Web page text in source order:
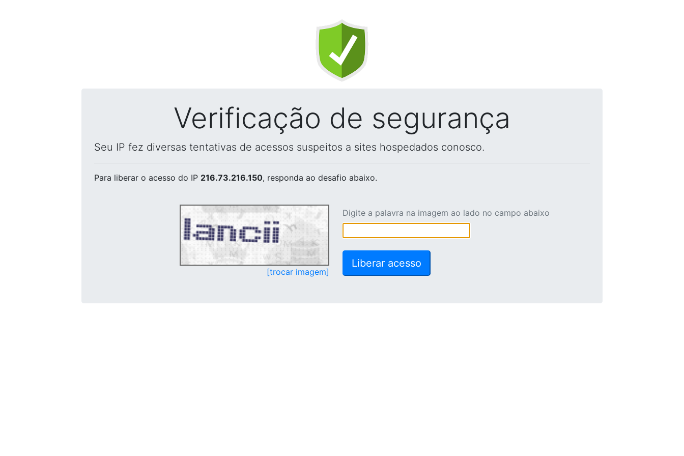
Verificação de segurança
Seu IP fez diversas tentativas de acessos suspeitos a sites hospedados conosco.
Para liberar o acesso do IP 216.73.216.150, responda ao desafio abaixo.
[trocar imagem]
Digite a palavra na imagem ao lado no campo abaixo